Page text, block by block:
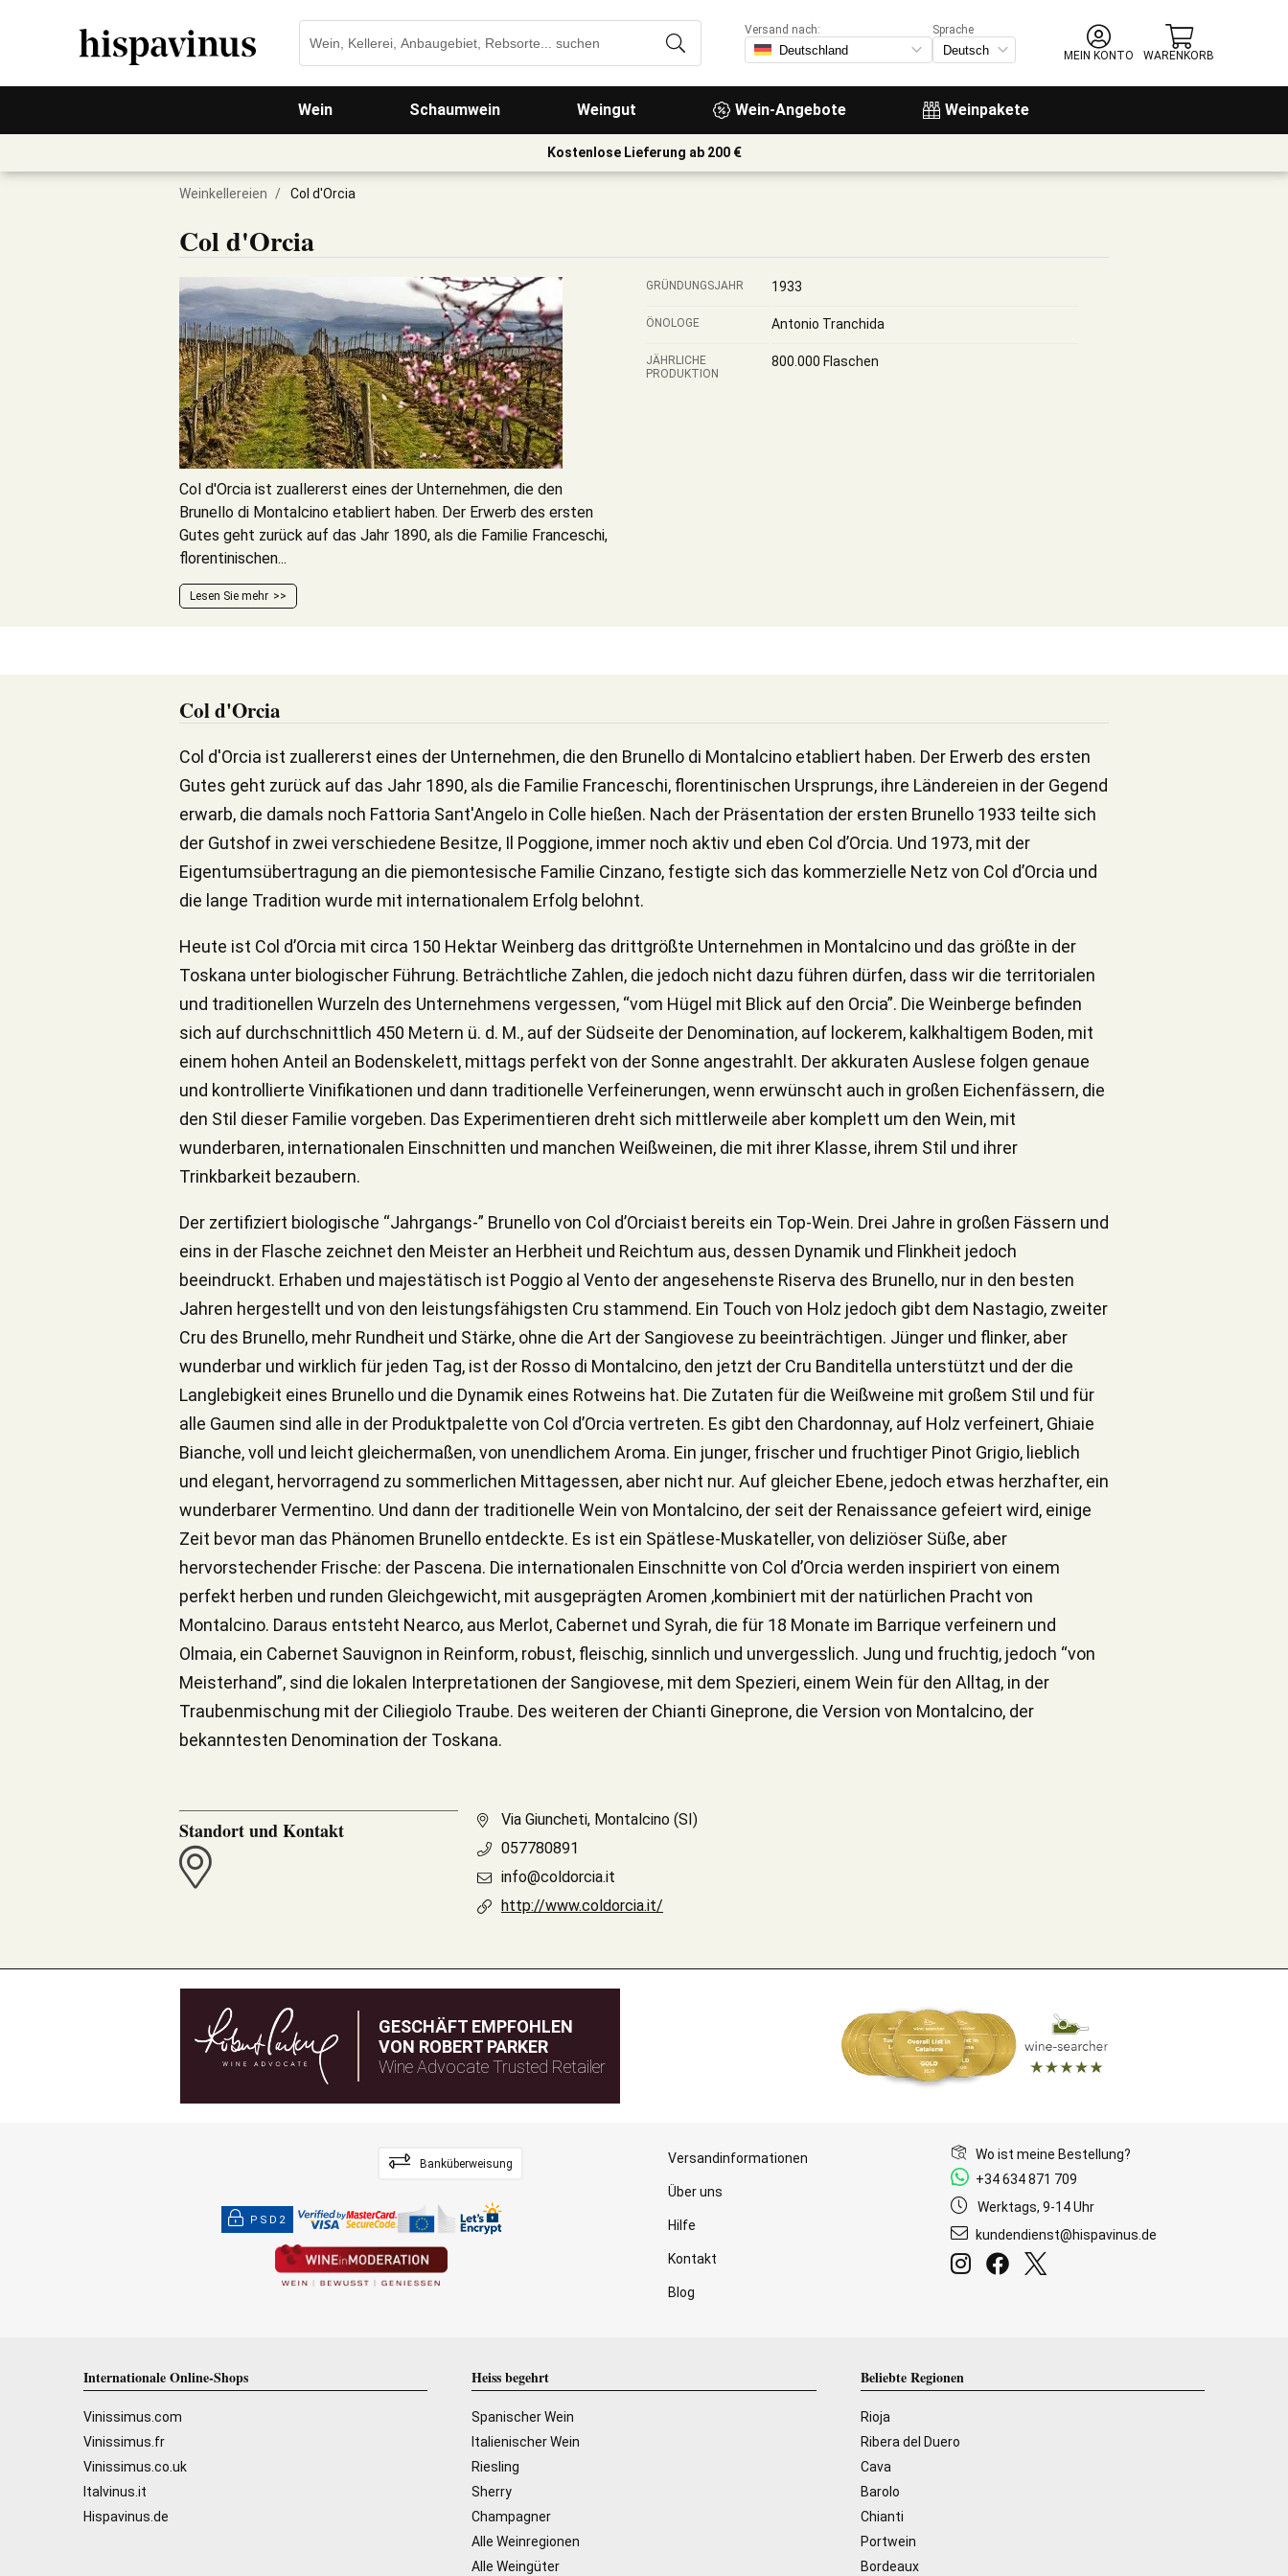
Wein Schaumwein Weingut Wein-Angebote Weinpakete
Versand nach:
Sprache
MEIN KONTO
WARENKORB
Kostenlose Lieferung ab 200 €
Weinkellereien / Col d'Orcia
Col d'Orcia
Col d'Orcia ist zuallererst eines der Unternehmen, die den
Brunello di Montalcino etabliert haben. Der Erwerb des ersten
Gutes geht zurück auf das Jahr 1890, als die Familie Franceschi,
florentinischen...
Lesen Sie mehr
GRÜNDUNGSJAHR 1933
ÖNOLOGE Antonio Tranchida
JÄHRLICHE
PRODUKTION
800.000 Flaschen
Col d'Orcia
Col d'Orcia ist zuallererst eines der Unternehmen, die den Brunello di Montalcino etabliert haben. Der Erwerb des ersten
Gutes geht zurück auf das Jahr 1890, als die Familie Franceschi, florentinischen Ursprungs, ihre Ländereien in der Gegend
erwarb, die damals noch Fattoria Sant'Angelo in Colle hießen. Nach der Präsentation der ersten Brunello 1933 teilte sich
der Gutshof in zwei verschiedene Besitze, Il Poggione, immer noch aktiv und eben Col d’Orcia. Und 1973, mit der
Eigentumsübertragung an die piemontesische Familie Cinzano, festigte sich das kommerzielle Netz von Col d’Orcia und
die lange Tradition wurde mit internationalem Erfolg belohnt.
Heute ist Col d’Orcia mit circa 150 Hektar Weinberg das drittgrößte Unternehmen in Montalcino und das größte in der
Toskana unter biologischer Führung. Beträchtliche Zahlen, die jedoch nicht dazu führen dürfen, dass wir die territorialen
und traditionellen Wurzeln des Unternehmens vergessen, “vom Hügel mit Blick auf den Orcia”. Die Weinberge befinden
sich auf durchschnittlich 450 Metern ü. d. M., auf der Südseite der Denomination, auf lockerem, kalkhaltigem Boden, mit
einem hohen Anteil an Bodenskelett, mittags perfekt von der Sonne angestrahlt. Der akkuraten Auslese folgen genaue
und kontrollierte Vinifikationen und dann traditionelle Verfeinerungen, wenn erwünscht auch in großen Eichenfässern, die
den Stil dieser Familie vorgeben. Das Experimentieren dreht sich mittlerweile aber komplett um den Wein, mit
wunderbaren, internationalen Einschnitten und manchen Weißweinen, die mit ihrer Klasse, ihrem Stil und ihrer
Trinkbarkeit bezaubern.
Der zertifiziert biologische “Jahrgangs-” Brunello von Col d’Orciaist bereits ein Top-Wein. Drei Jahre in großen Fässern und
eins in der Flasche zeichnet den Meister an Herbheit und Reichtum aus, dessen Dynamik und Flinkheit jedoch
beeindruckt. Erhaben und majestätisch ist Poggio al Vento der angesehenste Riserva des Brunello, nur in den besten
Jahren hergestellt und von den leistungsfähigsten Cru stammend. Ein Touch von Holz jedoch gibt dem Nastagio, zweiter
Cru des Brunello, mehr Rundheit und Stärke, ohne die Art der Sangiovese zu beeinträchtigen. Jünger und flinker, aber
wunderbar und wirklich für jeden Tag, ist der Rosso di Montalcino, den jetzt der Cru Banditella unterstützt und der die
Langlebigkeit eines Brunello und die Dynamik eines Rotweins hat. Die Zutaten für die Weißweine mit großem Stil und für
alle Gaumen sind alle in der Produktpalette von Col d’Orcia vertreten. Es gibt den Chardonnay, auf Holz verfeinert, Ghiaie
Bianche, voll und leicht gleichermaßen, von unendlichem Aroma. Ein junger, frischer und fruchtiger Pinot Grigio, lieblich
und elegant, hervorragend zu sommerlichen Mittagessen, aber nicht nur. Auf gleicher Ebene, jedoch etwas herzhafter, ein
wunderbarer Vermentino. Und dann der traditionelle Wein von Montalcino, der seit der Renaissance gefeiert wird, einige
Zeit bevor man das Phänomen Brunello entdeckte. Es ist ein Spätlese-Muskateller, von deliziöser Süße, aber
hervorstechender Frische: der Pascena. Die internationalen Einschnitte von Col d’Orcia werden inspiriert von einem
perfekt herben und runden Gleichgewicht, mit ausgeprägten Aromen ,kombiniert mit der natürlichen Pracht von
Montalcino. Daraus entsteht Nearco, aus Merlot, Cabernet und Syrah, die für 18 Monate im Barrique verfeinern und
Olmaia, ein Cabernet Sauvignon in Reinform, robust, fleischig, sinnlich und unvergesslich. Jung und fruchtig, jedoch “von
Meisterhand”, sind die lokalen Interpretationen der Sangiovese, mit dem Spezieri, einem Wein für den Alltag, in der
Traubenmischung mit der Ciliegiolo Traube. Des weiteren der Chianti Gineprone, die Version von Montalcino, der
bekanntesten Denomination der Toskana.
Standort und Kontakt
Via Giuncheti, Montalcino (SI)
057780891
info@coldorcia.it
http://www.coldorcia.it/
GESCHÄFT EMPFOHLEN
VON ROBERT PARKER
Wine Advocate Trusted Retailer
Banküberweisung
PSD2
Versandinformationen
Über uns
Hilfe
Kontakt
Blog
Wo ist meine Bestellung?
+34 634 871 709
Werktags, 9-14 Uhr
kundendienst@hispavinus.de
Internationale Online-Shops
Vinissimus.com
Vinissimus.fr
Vinissimus.co.uk
Italvinus.it
Hispavinus.de
Heiss begehrt
Spanischer Wein
Italienischer Wein
Riesling
Sherry
Champagner
Alle Weinregionen
Alle Weingüter
Beliebte Regionen
Rioja
Ribera del Duero
Cava
Barolo
Chianti
Portwein
Bordeaux